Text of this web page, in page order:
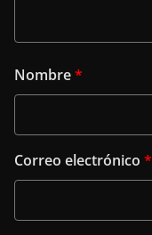
Nombre*
Correo electrónico *